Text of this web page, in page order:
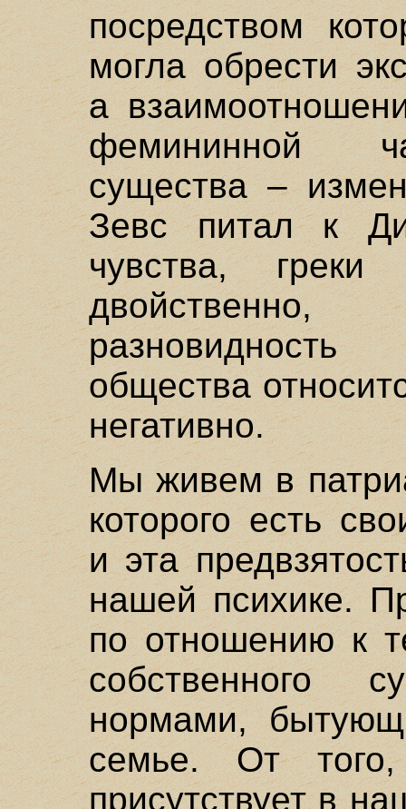
посредством
могла обрести
а
фемининной
существа –
Зевс питал к
чувства,
общества
негативно.
Мы живем в
которого есть
и эта
нашей психике.
по отношению к
собственного
нормами,
семье. От
присутствует в